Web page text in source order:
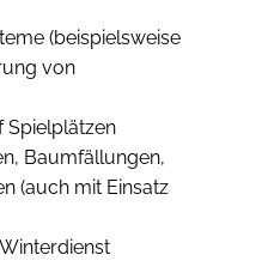
(beispielsweise
von
Spielplätzen
Baumfällungen,
(auch mit Einsatz